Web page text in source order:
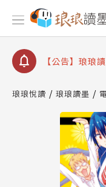
【公告】因
停部分閱讀服務
【公告】琅琅
【公告】琅琅
請圖文教學
查詢
【公告】因
停部分閱讀服務
琅琅悅讀 琅琅讀墨